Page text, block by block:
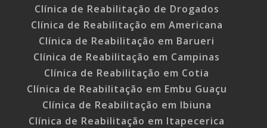
Clínica de Reabilitação de Drogados
Clínica de Reabilitação em Americana
Clínica de Reabilitação em Barueri
Clínica de Reabilitação em Campinas
Clínica de Reabilitação em Cotia
Clínica de Reabilitação em Embu Guaçu
Clínica de Reabilitação em Ibiuna
Clínica de Reabilitação em Itapecerica